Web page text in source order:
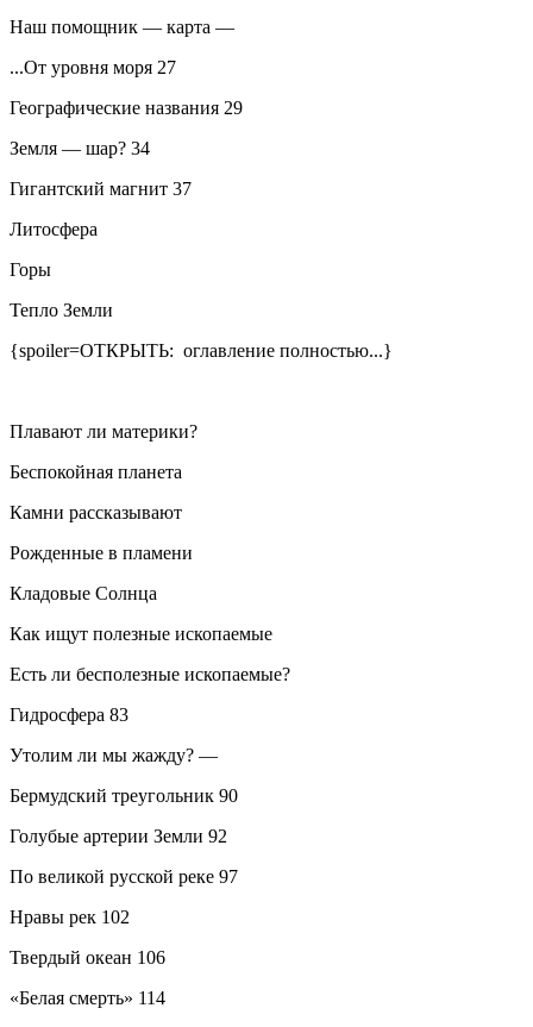
Наш помощник — карта —
...От уровня моря 27
Географические названия 29
Земля — шар? 34
Гигантский магнит 37
Литосфера
Горы
Тепло Земли
{spoiler=ОТКРЫТЬ: оглавление полностью...}
Плавают ли материки?
Беспокойная планета
Камни рассказывают
Рожденные в пламени
Кладовые Солнца
Как ищут полезные ископаемые
Есть ли бесполезные ископаемые?
Гидросфера 83
Утолим ли мы жажду? —
Бермудский треугольник 90
Голубые артерии Земли 92
По великой русской реке 97
Нравы рек 102
Твердый океан 106
«Белая смерть» 114